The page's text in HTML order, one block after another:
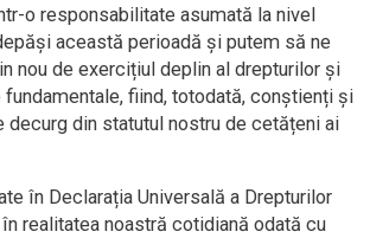
o responsabilitate asumată la nivel
această perioadă și putem să ne
nou de exercițiul deplin al drepturilor și
fiind, totodată, conștienți și
decurg din statutul nostru de cetățeni ai
în Declarația Universală a Drepturilor
realitatea noastră cotidiană odată cu